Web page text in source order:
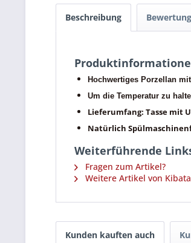
Beschreibung
Hochwertiges Porzellan
Um die Temperatur zu
Lieferumfang: Tasse mit
Natürlich
Weiterführende
Fragen zum Artikel?
Weitere Artikel von Kibata
Kunden kauften auch